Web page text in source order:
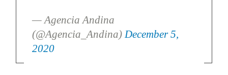
— Agencia Andina
(@Agencia_Andina) December 5,
2020